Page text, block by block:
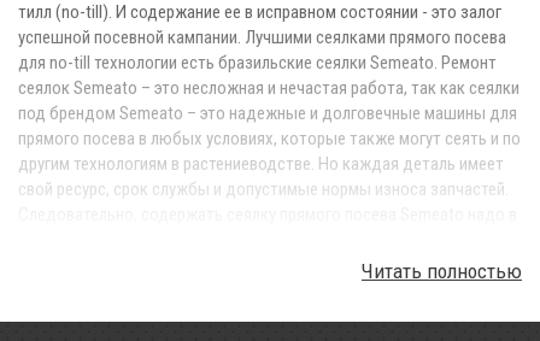
тилл (no-till). И содержание ее в исправном состоянии - это залог
успешной посевной кампании. Лучшими сеялками прямого посева
для no-till технологии есть бразильские сеялки Semeato. Ремонт
сеялок Semeato – это несложная и нечастая работа, так как сеялки
под брендом Semeato – это надежные и долговечные машины для
прямого посева в любых условиях, которые также могут сеять и по
другим технологиям в растениеводстве. Но каждая деталь имеет
свой ресурс, срок службы и допустимые нормы износа запчастей.
операцию в технологии Ноу-тилл – прямой посев. Для этого у вас
Читать полностью